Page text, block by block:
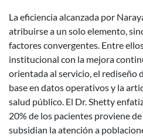
La eficiencia alcanzada por
atribuirse a un solo elemento,
factores convergentes. Entre
institucional con la mejora
orientada al servicio, el rediseño
base en datos operativos y la
salud público. El Dr. Shetty
20% de los pacientes proviene
subsidian la atención a